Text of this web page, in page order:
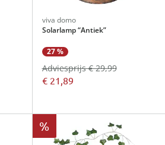
viva domo
Solarlamp “Antiek”
27 %
€ 21,89
Adviesprijs € 29,99
%